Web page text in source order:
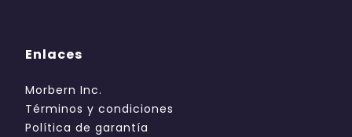
Enlaces
Morbern Inc.
Términos y condiciones
Política de garantía